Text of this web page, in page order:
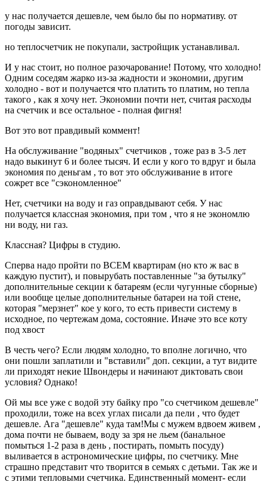
у нас получается дешевле, чем было бы по нормативу. от
погоды зависит.
но теплосчетчик не покупали, застройщик устанавливал.
И у нас стоит, но полное разочарование! Потому, что холодно!
Одним соседям жарко из-за жадности и экономии, другим
холодно - вот и получается что платить то платим, но тепла
такого , как я хочу нет. Экономии почти нет, считая расходы
на счетчик и все остальное - полная фигня!
Вот это вот правдивый коммент!
На обслуживание "водяных" счетчиков , тоже раз в 3-5 лет
надо выкинут 6 и более тысяч. И если у кого то вдруг и была
экономия по деньгам , то вот это обслуживание в итоге
сожрет все "сэкономленное"
Нет, счетчики на воду и газ оправдывают себя. У нас
получается классная экономия, при том , что я не экономлю
ни воду, ни газ.
Классная? Цифры в студию.
Сперва надо пройти по ВСЕМ квартирам (но кто ж вас в
каждую пустит), и повырубать поставленные "за бутылку"
дополнительные секции к батареям (если чугунные сборные)
или вообще целые дополнительные батареи на той стене,
которая "мерзнет" кое у кого, то есть привести систему в
исходное, по чертежам дома, состояние. Иначе это все коту
под хвост
В честь чего? Если людям холодно, то вполне логично, что
они пошли заплатили и "вставили" доп. секции, а тут видите
ли приходят некие Швондеры и начинают диктовать свои
условия? Однако!
Ой мы все уже с водой эту байку про "со счетчиком дешевле"
проходили, тоже на всех углах писали да пели , что будет
дешевле. Ага "дешевле" куда там!Мы с мужем вдвоем живем ,
дома почти не бываем, воду за зря не льем (банальное
помыться 1-2 раза в день , постирать, помыть посуду)
выливается в астрономические цифры, по счетчику. Мне
страшно представит что творится в семьях с детьми. Так же и
с этими тепловыми счетчика. Единственный момент- если